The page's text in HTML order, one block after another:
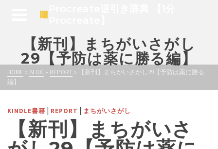
【新刊】まちがいさがし
29【予防は薬に勝る編】
HOME » BLOG » REPORT »
【新刊】まちがいさがし29【予防は薬に勝る
編】
KINDLE書籍 | REPORT | まちがいさがし
【新刊】まちがいさ